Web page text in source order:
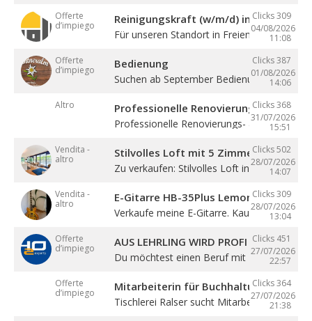
Offerte
d’impiego
Clicks 309
04/08/2026
11:08
Reinigungskraft (w/m/d) in Teilzeit
Für unseren Standort in Freienfeld suchen ...
Offerte
d’impiego
Clicks 387
01/08/2026
14:06
Bedienung
Suchen ab September Bedienung in
Altro
Clicks 368
31/07/2026
15:51
Professionelle Renovierung
Professionelle Renovierungs- &
Vendita -
altro
Clicks 502
28/07/2026
14:07
Stilvolles Loft mit 5 Zimmern
Zu verkaufen: Stilvolles Loft in Sterzing! ...
Vendita -
altro
Clicks 309
28/07/2026
13:04
E-Gitarre HB-35Plus Lemon
Verkaufe meine E-Gitarre. Kaum gespielt, ...
Offerte
d’impiego
Clicks 451
27/07/2026
22:57
AUS LEHRLING WIRD PROFI – STARTE
Du möchtest einen Beruf mit Zukunft
Offerte
d’impiego
Clicks 364
27/07/2026
21:38
Mitarbeiterin für Buchhaltung (m/w/d)
Tischlerei Ralser sucht Mitarbeiterin für ...